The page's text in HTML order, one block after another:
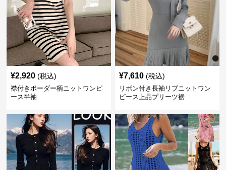
¥2,920 (税込)
襟付きボーダー柄ニットワンピ
ース半袖
¥7,610 (税込)
リボン付き長袖リブニットワン
ピース上品プリーツ裾